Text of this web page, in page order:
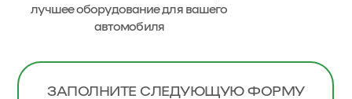
ЗАПОЛНИТЕ СЛЕДУЮЩУЮ ФОРМУ
лучшее оборудование для вашего
автомобиля